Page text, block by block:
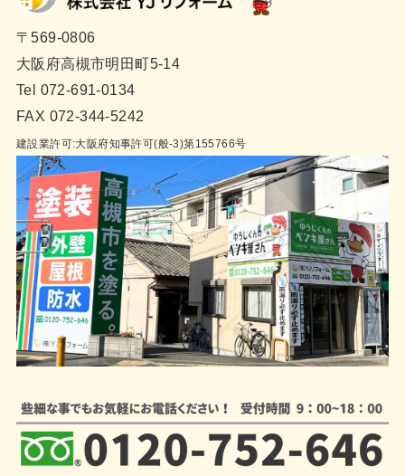
〒569-0806
大阪府高槻市明田町5-14
Tel 072-691-0134
FAX 072-344-5242
建設業許可:大阪府知事許可(般-3)第155766号